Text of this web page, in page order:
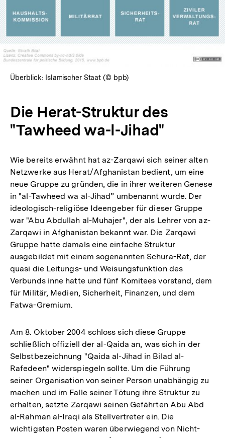
Überblick: Islamischer Staat (© bpb)
Die Herat-Struktur des
"Tawheed wa-l-Jihad"
Wie bereits erwähnt hat az-Zarqawi sich seiner alten
Netzwerke aus Herat/Afghanistan bedient, um eine
neue Gruppe zu gründen, die in ihrer weiteren Genese
in "al-Tawheed wa al-Jihad” umbenannt wurde. Der
ideologisch-religiöse Ideengeber für dieser Gruppe
war "Abu Abdullah al-Muhajer", der als Lehrer von az-
Zarqawi in Afghanistan bekannt war. Die Zarqawi
Gruppe hatte damals eine einfache Struktur
ausgebildet mit einem sogenannten Schura-Rat, der
quasi die Leitungs- und Weisungsfunktion des
Verbunds inne hatte und fünf Komitees vorstand, dem
für Militär, Medien, Sicherheit, Finanzen, und dem
Fatwa-Gremium.
Am 8. Oktober 2004 schloss sich diese Gruppe
schließlich offiziell der al-Qaida an, was sich in der
Selbstbezeichnung "Qaida al-Jihad in Bilad al-
Rafedeen" widerspiegeln sollte. Um die Führung
seiner Organisation von seiner Person unabhängig zu
machen und im Falle seiner Tötung ihre Struktur zu
erhalten, setzte Zarqawi seinen Gefährten Abu Abd
al-Rahman al-Iraqi als Stellvertreter ein. Die
wichtigsten Posten waren überwiegend von Nicht-